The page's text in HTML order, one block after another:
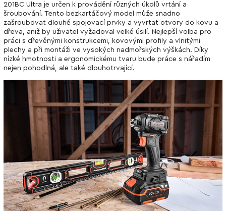
201BC Ultra je určen k provádění různých úkolů vrtání a
šroubování. Tento bezkartáčový model může snadno
zašroubovat dlouhé spojovací prvky a vyvrtat otvory do kovu a
dřeva, aniž by uživatel vyžadoval velké úsilí. Nejlepší volba pro
práci s dřevěnými konstrukcemi, kovovými profily a vlnitými
plechy a při montáži ve vysokých nadmořských výškách. Díky
nízké hmotnosti a ergonomickému tvaru bude práce s nářadím
nejen pohodlná, ale také dlouhotrvající.